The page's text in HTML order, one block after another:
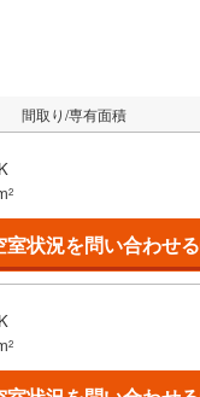
間取り/専有面積
2
室状況を問い合わせる
2